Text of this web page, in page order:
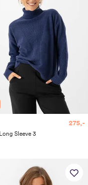
Sleeve 3
275,-